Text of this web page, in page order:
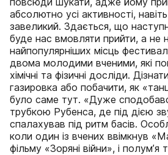
абсолютно усі активності,
завеликий. Здається, що
буде нас вмовляти прийти, а не
найпопулярніших місць
двома молодими вченими, які
хімічні та фізичні досліди.
газировка або побачити, як
було саме тут. «Дуже
трубкою Рубенса, де під дією
спалахував під ритм басів.
коли один із вчених ввімкнув
фільму «Зоряні війни», і полум’я